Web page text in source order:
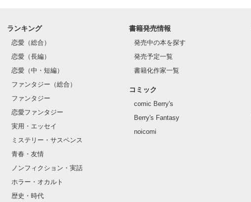
ランキング
恋愛（総合）
恋愛（長編）
恋愛（中・短編）
ファンタジー（総合）
ファンタジー
恋愛ファンタジー
実用・エッセイ
ミステリー・サスペンス
青春・友情
ノンフィクション・実話
ホラー・オカルト
歴史・時代
書籍発売情報
発売中の本を探す
発売予定一覧
書籍化作家一覧
コミック
comic Berry's
Berry's Fantasy
noicomi